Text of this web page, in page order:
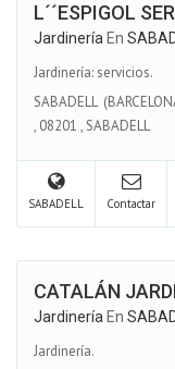
L´´ESPIGOL
Jardinería En
Jardinería: servicios.
SABADELL
, 08201 ,SABADELL
SABADELL Contactar
CATALÁN
Jardinería En
Jardinería.